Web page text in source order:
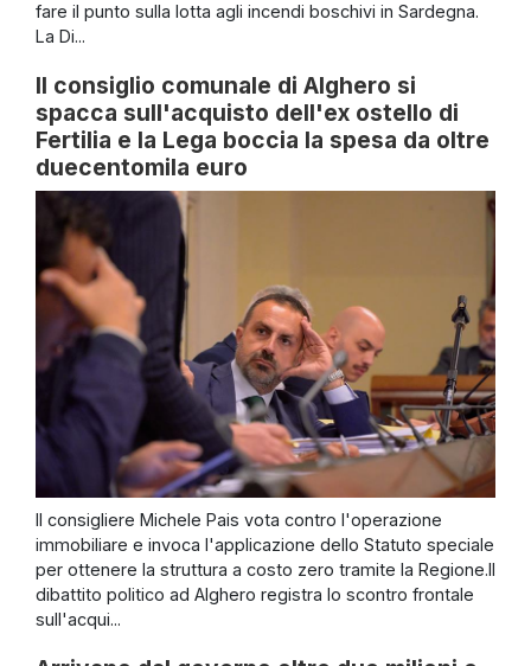
fare il punto sulla lotta agli incendi boschivi in Sardegna.
La Di...
Il consiglio comunale di Alghero si
spacca sull'acquisto dell'ex ostello di
Fertilia e la Lega boccia la spesa da oltre
duecentomila euro
Il consigliere Michele Pais vota contro l'operazione
immobiliare e invoca l'applicazione dello Statuto speciale
per ottenere la struttura a costo zero tramite la Regione.Il
dibattito politico ad Alghero registra lo scontro frontale
sull'acqui...